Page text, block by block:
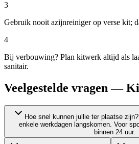
3
Gebruik nooit azijnreiniger op verse kit;
4
Bij verbouwing? Plan kitwerk altijd als
sanitair.
Veelgestelde vragen —
Hoe snel kunnen jullie ter plaatse zijn?
enkele werkdagen langskomen. Voor
binnen 24 uur.